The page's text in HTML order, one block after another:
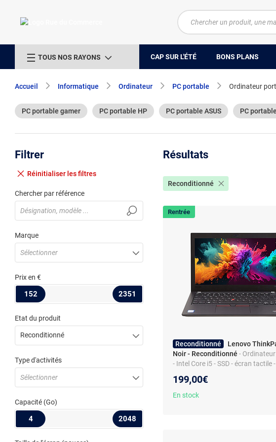
TOUS NOS RAYONS CAP SUR L'ÉTÉ BONS PLANS
Accueil Informatique Ordinateur PC portable Ordinateur
PC portable gamer PC portable HP PC portable ASUS PC portable
Filtrer
Réinitialiser les filtres
Chercher par référence
Marque
Sélectionner
Prixen €
152 2351
Etat du produit
Reconditionné
Type d'activités
Sélectionner
Capacité (Go)
4 2048
Résultats
Reconditionné
Rentrée
Reconditionné
Lenovo
Noir - Reconditionné -
- Intel Core i5 - SSD - écran tactile
199,00€
En stock